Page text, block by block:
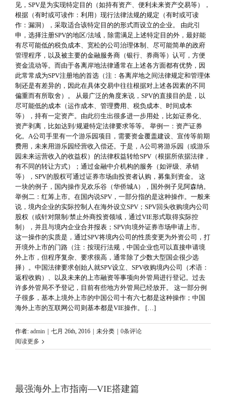
见，SPV是为实现特定目的（如持有资产、便利未来资产交易等），
根据（有时或可读作：利用）现行法律法规的规定（有时或可读
作：漏洞），采取适合该特定目的的形式而设立的企业。 由此引
申，选择注册SPV的地区/法域，除需满足上述特定目的外，最好能
有尽可能低的税负成本、宽松的公司治理体制、尽可能简单的政府
管理程序，以及被主要的金融服务商（银行、券商等）认可，方便
资金流动等。而由于各离岸地法律通常在上述各方面都有优势，因
此常常成为SPV注册地的首选（注：各离岸地之间法律规定和管理体
制还是有差异的，因此在具体交易中往往根据对上述各因素的不同
偏重而有所取舍）。 从最广泛的角度来说，SPV的直接目的是，以
尽可能低的成本（运作成本、管理费用、税负成本、时间成本
等），持有一定资产。由此衍生出很多进一步用处，比如证券化、
资产剥离，比如达到/规避特定法律要求等等。 举例一：资产证券
化。A公司手里有一个游乐园项目，需要资金覆盖建设、宣传等前期
费用，未来用游乐园经营收入偿还。于是，A公司将游乐园（或游乐
园未来运营收入的收益权）的法律权益转给SPV（根据所依据法律，
有不同的转让方式）；通过金融中介机构的服务（如评级、承销
等），SPV的股权可通过证券市场由投资者认购，募集到资金。 这
一块的例子，国内操作见欢乐谷（华侨城A），国外例子见阿森纳。
举例二：红筹上市。在国内说SPV，一部分指的是这种操作。一般来
说，境内企业的实际控制人在海外设立SPV；SPV回头收购境内公司
股权（或针对限制/禁止外商投资领域，通过VIE形式取得实际控
制），并且与境内企业合并报表；SPV向境外证券市场申请上市。
这一操作的实质是，通过SPV将境内公司的性质变更为外资公司，打
开境外上市的门路（注：按现行法规，中国企业也可以直接申请境
外上市，但程序复杂、要求很高，通常除了少数大型国企很少选
择）。中国法律要求创始人就SPV设立、SPV收购境内公司（术语：
返程收购）、以及未来的上市融资等事项向外管局进行登记。过去
许多外管局不予登记，目前有些地方外管局已经放开。 这一部分例
子很多，基本上境外上市的中国公司十有六七都是这种操作；中国
海外上市的互联网公司则基本都是VIE操作。 […]
作者: admin | 七月 26th, 2016 | 未分类 | 0条评论
阅读更多
最强海外上市指南—VIE搭建篇